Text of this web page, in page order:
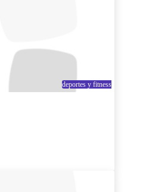
deportes y fitness